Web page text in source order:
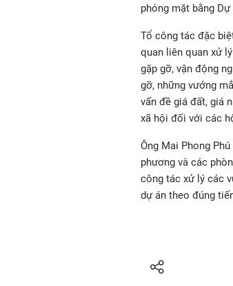
phóng mặt bằng
Tổ công tác đặc
quan liên quan xử
gặp gỡ, vận động
gỡ, những vướng
vấn đề giá đất, giá
xã hội đối với các
Ông Mai Phong
phương và các
công tác xử lý các
dự án theo đúng